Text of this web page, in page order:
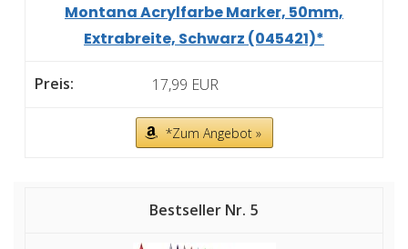
Montana Acrylfarbe Marker, 50mm,
Extrabreite, Schwarz (045421)*
17,99 EUR
*Zum Angebot »
5